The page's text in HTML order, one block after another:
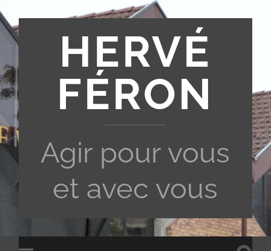
HERVÉ
FÉRON
Agir pour vous
et avec vous